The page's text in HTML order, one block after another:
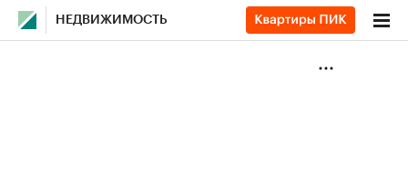
НЕДВИЖИМОСТЬ